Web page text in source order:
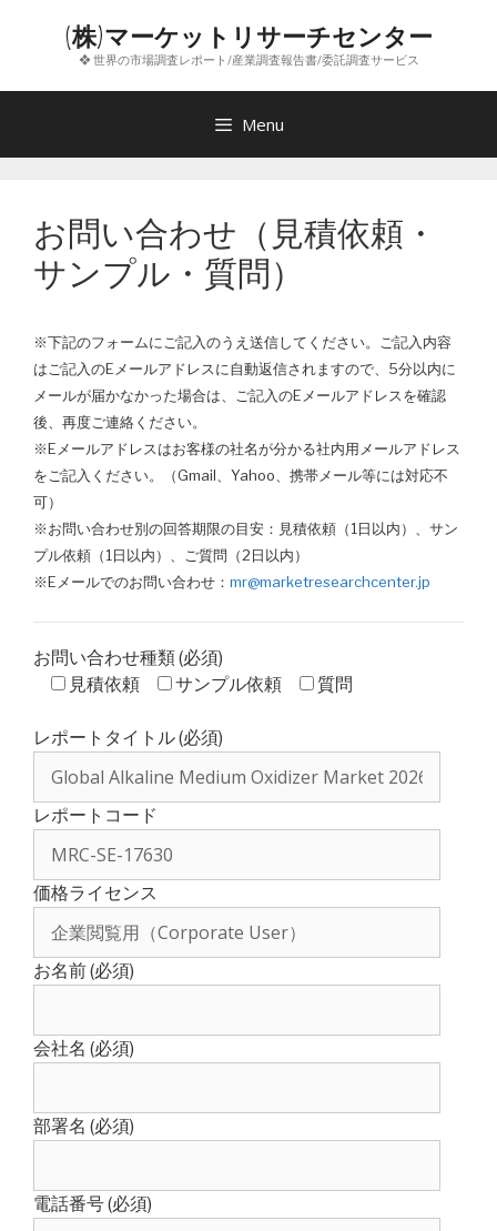
ン
(株)マーケットリサーチセンター
❖ 世界の市場調査レポート/産業調査報告書/委託調査サービス
Menu
お問い合わせ（見積依頼・
サンプル・質問）
※下記のフォームにご記入のうえ送信してください。ご記入内容
はご記入のEメールアドレスに自動返信されますので、5分以内に
メールが届かなかった場合は、ご記入のEメールアドレスを確認
後、再度ご連絡ください。
※Eメールアドレスはお客様の社名が分かる社内用メールアドレス
をご記入ください。（Gmail、Yahoo、携帯メール等には対応不
可）
※お問い合わせ別の回答期限の目安：見積依頼（1日以内）、サン
プル依頼（1日以内）、ご質問（2日以内）
※Eメールでのお問い合わせ： mr@marketresearchcenter.jp
お問い合わせ種類 (必須)
見積依頼
サンプル依頼 質問
レポートタイトル (必須)
レポートコード
価格ライセンス
お名前 (必須)
会社名 (必須)
部署名 (必須)
電話番号 (必須)